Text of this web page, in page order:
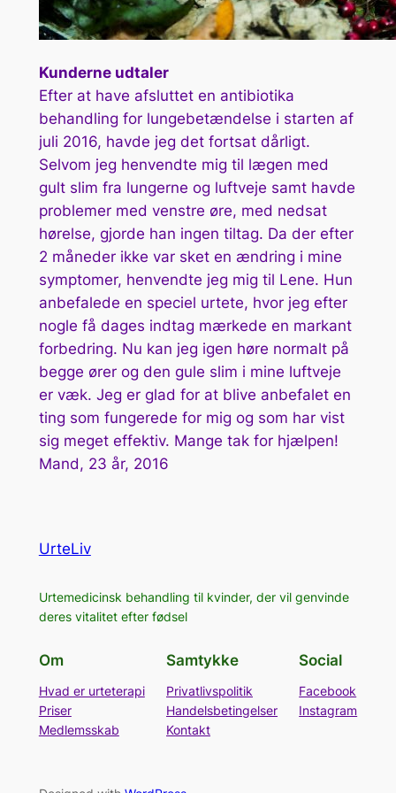
Kunderne udtaler
Efter at have afsluttet en antibiotika
behandling for lungebetændelse i starten af
juli 2016, havde jeg det fortsat dårligt.
Selvom jeg henvendte mig til lægen med
gult slim fra lungerne og luftveje samt havde
problemer med venstre øre, med nedsat
hørelse, gjorde han ingen tiltag. Da der efter
2 måneder ikke var sket en ændring i mine
symptomer, henvendte jeg mig til Lene. Hun
anbefalede en speciel urtete, hvor jeg efter
nogle få dages indtag mærkede en markant
forbedring. Nu kan jeg igen høre normalt på
begge ører og den gule slim i mine luftveje
er væk. Jeg er glad for at blive anbefalet en
ting som fungerede for mig og som har vist
sig meget effektiv. Mange tak for hjælpen!
Mand, 23 år, 2016
UrteLiv
Urtemedicinsk behandling til kvinder, der vil genvinde
deres vitalitet efter fødsel
Om
Hvad er urteterapi
Priser
Medlemsskab
Samtykke
Privatlivspolitik
Handelsbetingelser
Kontakt
Social
Facebook
Instagram